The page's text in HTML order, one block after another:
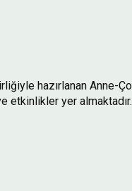
hazırlanan Anne-
yer almaktadır.